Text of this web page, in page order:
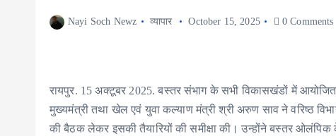
Nayi Soch Newz व्यापार October 15, 2025 0 Comments
रायपुर. 15 अक्टूबर 2025. बस्तर संभाग के सभी विकासखंडों में
मुख्यमंत्री तथा खेल एवं युवा कल्याण मंत्री श्री अरुण साव ने वरिष्ठ
की बैठक लेकर इसकी तैयारियों की समीक्षा की। उन्होंने बस्तर